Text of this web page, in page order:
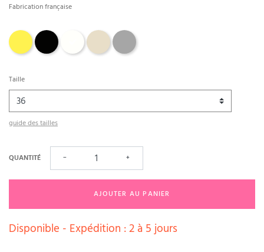
Fabrication française
jaune Noir Sable gravier
Taille
guide des tailles
QUANTITÉ − +
AJOUTER AU PANIER
Disponible - Expédition : 2 à 5 jours